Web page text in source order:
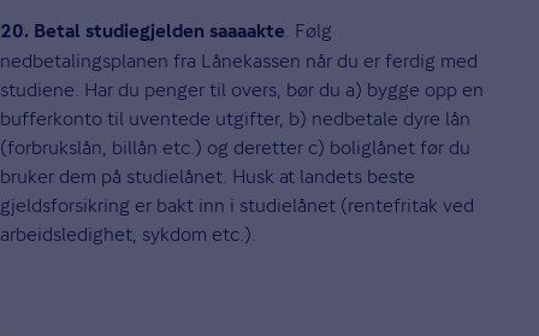
20. Betal studiegjelden saaaakte. Følg
nedbetalingsplanen fra Lånekassen når du er ferdig med
studiene. Har du penger til overs, bør du a) bygge opp en
bufferkonto til uventede utgifter, b) nedbetale dyre lån
(forbrukslån, billån etc.) og deretter c) boliglånet før du
bruker dem på studielånet. Husk at landets beste
gjeldsforsikring er bakt inn i studielånet (rentefritak ved
arbeidsledighet, sykdom etc.).